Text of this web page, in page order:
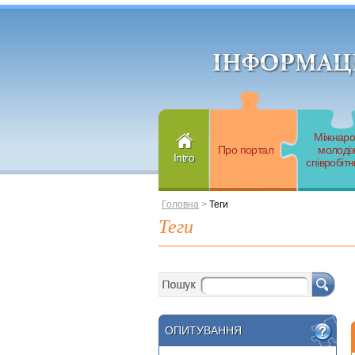
Intro
Про портал
Головна > Теги
Теги
ОПИТУВАННЯ
ОПИТУВАННЯ